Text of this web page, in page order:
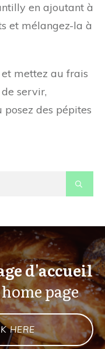
en ajoutant à
et mélangez-la à
et mettez au frais
servir,
des pépites
d'accueil
page
HERE